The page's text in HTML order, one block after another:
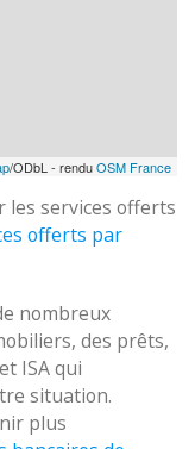
/ODbL - renduOSM France
les services offerts
offerts par
nombreux
des prêts,
ISA qui
situation.
plus